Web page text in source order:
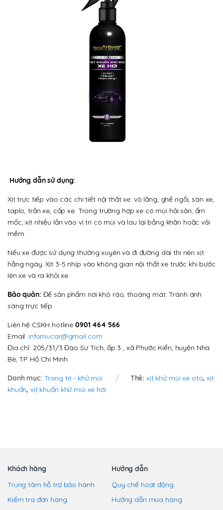
Hướng dẫn sử dụng:
Xịt trực tiếp vào các chi tiết nội thất xe: vô lăng, ghế ngồi, sàn xe,
taplo, trần xe, cốp xe. Trong trường hợp xe có mùi hải sản, ẩm
mốc, xịt nhiều lần vào vị trí có mùi và lau lại bằng khăn hoặc vải
mềm
Nếu xe được sử dụng thường xuyên và đi đường dài thì nên xịt
hằng ngày. Xịt 3-5 nhịp vào không gian nội thất xe trước khi bước
lên xe và ra khỏi xe
Bảo quản: Để sản phẩm nơi khô ráo, thoáng mát. Tránh ánh
sáng trực tiếp
Liên hệ CSKH hotline0901 464 566
Email: infomucar@gmail.com
Địa chỉ: 205/31/3 Đào Sư Tích, ấp 3 , xã Phước Kiển, huyện Nhà
Bè, TP Hồ Chí Minh
Danh mục: Trang trí - khử mùi Thẻ: xịt khử mùi xe oto,xịt
khuẩn,xịt khuẩn khử mùi xe hơi
Khách hàng
Trung tâm hỗ trợ bảo hành
Kiểm tra đơn hàng
Hướng dẫn
Quy chế hoạt động
Hướng dẫn mua hàng